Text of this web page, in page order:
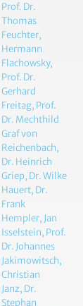
Prof. Dr.
Thomas
Feuchter,
Hermann
Flachowsky,
Prof. Dr.
Gerhard
Freitag, Prof.
Dr. Mechthild
Graf von
Reichenbach,
Dr. Heinrich
Griep, Dr. Wilke
Hauert, Dr.
Frank
Hempler, Jan
Isselstein, Prof.
Dr. Johannes
Jakimowitsch,
Christian
Janz, Dr.
Stephan